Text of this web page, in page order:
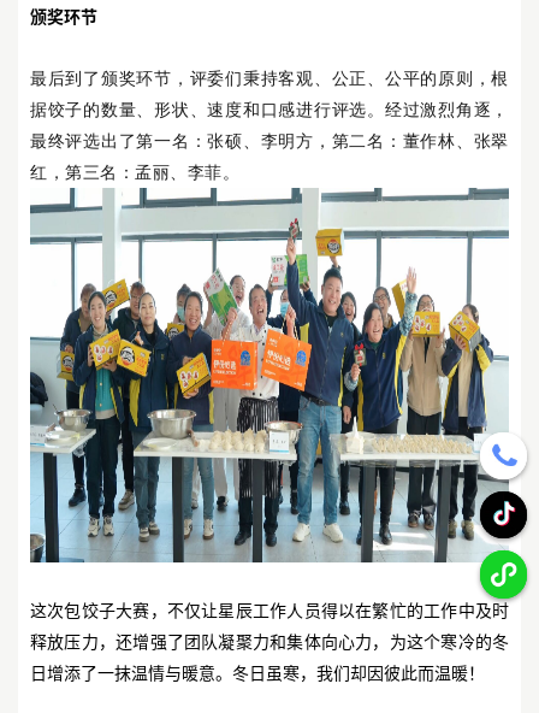
颁奖环节
最后到了颁奖环节，评委们秉持客观、公正、公平的原则，根
据饺子的数量、形状、速度和口感进行评选。经过激烈角逐，
最终评选出了第一名：张硕、李明方，第二名：董作林、张翠
红，第三名：孟丽、李菲。
这次包饺子大赛，不仅让星辰工作人员得以在繁忙的工作中及时
释放压力，还增强了团队凝聚力和集体向心力，为这个寒冷的冬
日增添了一抹温情与暖意。冬日虽寒，我们却因彼此而温暖！